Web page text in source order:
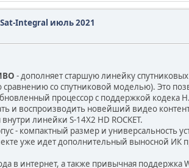
Integral июль 2021
- дополняет старшую линейку
со спутниковой моделью). Это
процессор с поддержкой кодека
и воспроизводить новейший видео
линейки S-14X2 HD ROCKET.
- компактный размер и универсальность
уже идет дополнительный выносной ИК
в интернет, а также привычная